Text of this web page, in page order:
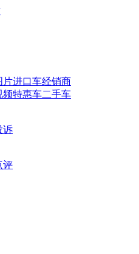
片进口车经销商
频特惠车二手车
诉
评